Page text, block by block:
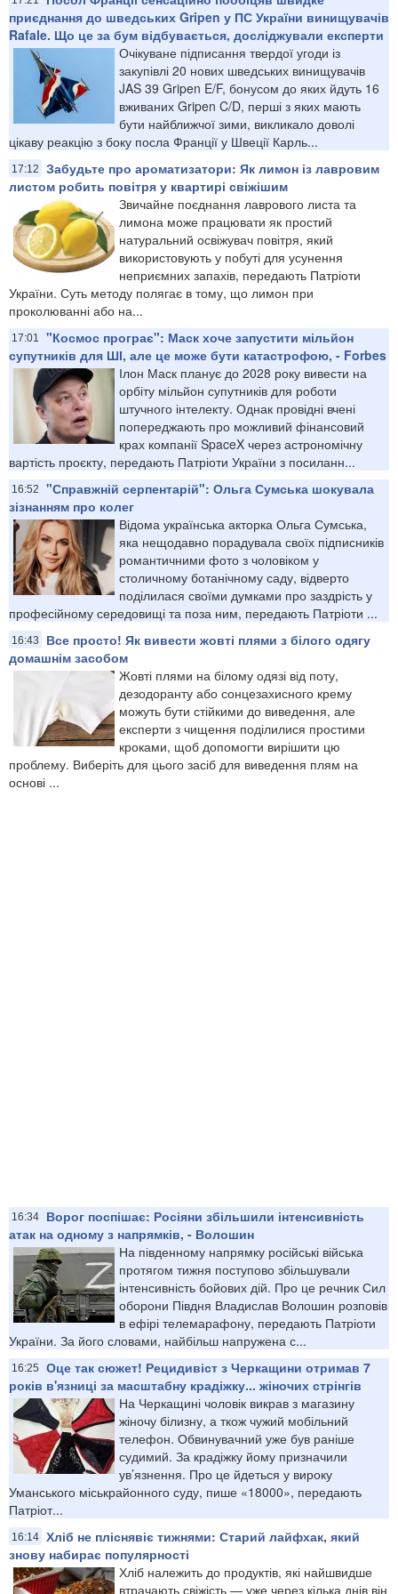
приєднання до шведських Gripen у ПС України винищувачів
Rafale. Що це за бум відбувається, досліджували експерти
Очікуване підписання твердої угоди із
закупівлі 20 нових шведських винищувачів
JAS 39 Gripen E/F, бонусом до яких йдуть 16
вживаних Gripen C/D, перші з яких мають
бути найближчої зими, викликало доволі
цікаву реакцію з боку посла Франції у Швеції Карль...
17:12
Забудьте про ароматизатори: Як лимон із лавровим
листом робить повітря у квартирі свіжішим
Звичайне поєднання лаврового листа та
лимона може працювати як простий
натуральний освіжувач повітря, який
використовують у побуті для усунення
неприємних запахів, передають Патріоти
України. Суть методу полягає в тому, що лимон при
проколюванні або на...
17:01
"Космос програє": Маск хоче запустити мільйон
супутників для ШІ, але це може бути катастрофою, - Forbes
Ілон Маск планує до 2028 року вивести на
орбіту мільйон супутників для роботи
штучного інтелекту. Однак провідні вчені
попереджають про можливий фінансовий
крах компанії SpaceX через астрономічну
вартість проєкту, передають Патріоти України з посиланн...
16:52
"Справжній серпентарій": Ольга Сумська шокувала
зізнанням про колег
Відома українська акторка Ольга Сумська,
яка нещодавно порадувала своїх підписників
романтичними фото з чоловіком у
столичному ботанічному саду, відверто
поділилася своїми думками про заздрість у
професійному середовищі та поза ним, передають Патріоти ...
16:43
Все просто! Як вивести жовті плями з білого одягу
домашнім засобом
Жовті плями на білому одязі від поту,
дезодоранту або сонцезахисного крему
можуть бути стійкими до виведення, але
експерти з чищення поділилися простими
кроками, щоб допомогти вирішити цю
проблему. Виберіть для цього засіб для виведення плям на
основі ...
16:34
Ворог поспішає: Росіяни збільшили інтенсивність
атак на одному з напрямків, - Волошин
На південному напрямку російські війська
протягом тижня поступово збільшували
інтенсивність бойових дій. Про це речник Сил
оборони Півдня Владислав Волошин розповів
в ефірі телемарафону, передають Патріоти
України. За його словами, найбільш напружена с...
16:25
Оце так сюжет! Рецидивіст з Черкащини отримав 7
років в'язниці за масштабну крадіжку... жіночих стрінгів
На Черкащині чоловік викрав з магазину
жіночу білизну, а ткож чужий мобільний
телефон. Обвинувачний уже був раніше
судимий. За крадіжку йому призначили
ув’язнення. Про це йдеться у вироку
Уманського міськрайонного суду, пише «18000», передають
Патріот...
16:14 Хліб не пліснявіє тижнями: Старий лайфхак, який
знову набирає популярності
Хліб належить до продуктів, які найшвидше
втрачають свіжість — уже через кілька днів він